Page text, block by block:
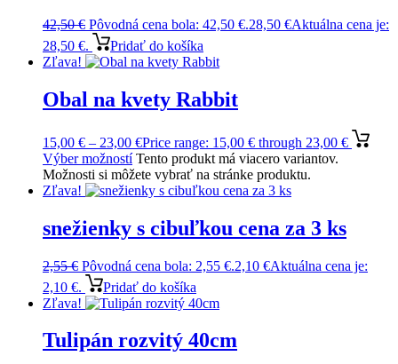
42,50€ Pôvodná cena bola: 42,50 €.28,50 €Aktuálna cena je:
28,50 €.
Pridať do košíka
Zľava!
Obal na kvety Rabbit
15,00 € – 23,00 €Price range: 15,00 € through 23,00 €
Výber možností Tento produkt má viacero variantov.
Možnosti si môžete vybrať na stránke produktu.
Zľava!
snežienky s cibuľkou cena za 3 ks
2,55€ Pôvodná cena bola: 2,55 €.2,10 €Aktuálna cena je:
2,10 €.
Pridať do košíka
Zľava!
Tulipán rozvitý 40cm